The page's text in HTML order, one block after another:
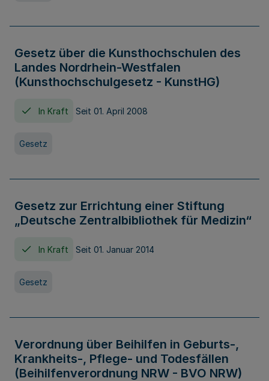
Gesetz über die Kunsthochschulen des
Landes Nordrhein-Westfalen
(Kunsthochschulgesetz - KunstHG)
In Kraft Seit 01. April 2008
Gesetz
Gesetz zur Errichtung einer Stiftung
„Deutsche Zentralbibliothek für Medizin“
In Kraft Seit 01. Januar 2014
Gesetz
Verordnung über Beihilfen in Geburts-,
Krankheits-, Pflege- und Todesfällen
(Beihilfenverordnung NRW - BVO NRW)